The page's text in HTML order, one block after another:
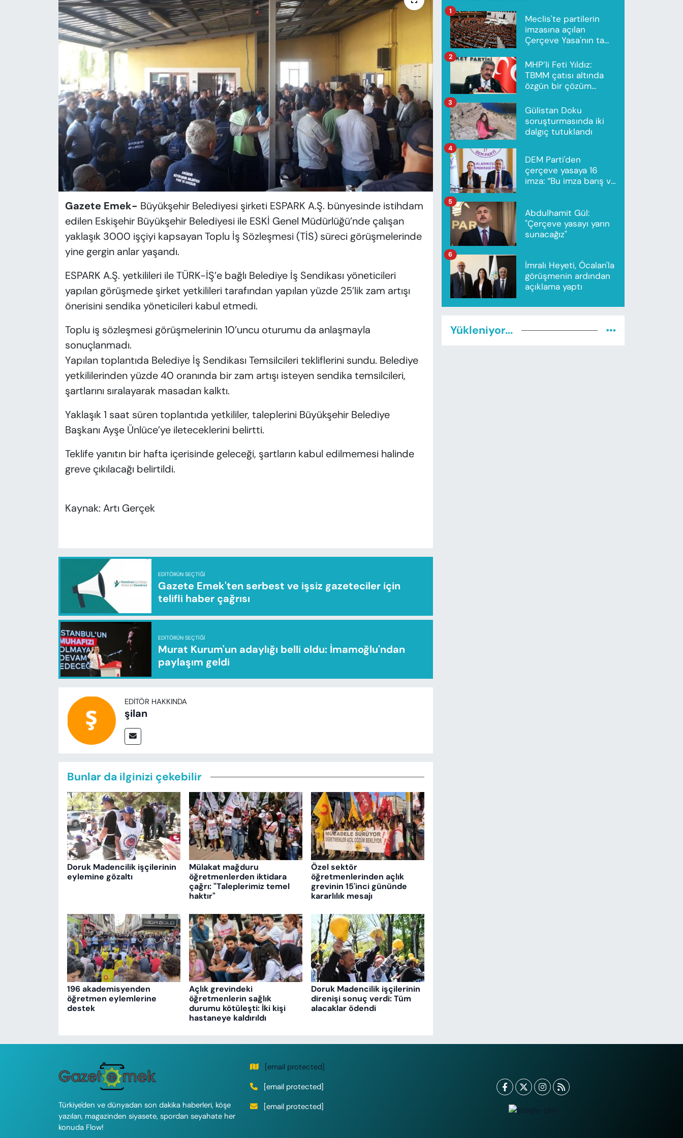
Gazete Emek- Büyükşehir Belediyesi şirketi ESPARK A.Ş. bünyesinde istihdam
edilen Eskişehir Büyükşehir Belediyesi ile ESKİ Genel Müdürlüğü’nde çalışan
yaklaşık 3000 işçiyi kapsayan Toplu İş Sözleşmesi (TİS) süreci görüşmelerinde
yine gergin anlar yaşandı.
ESPARK A.Ş. yetkilileri ile TÜRK-İŞ’e bağlı Belediye İş Sendikası yöneticileri
yapılan görüşmede şirket yetkilileri tarafından yapılan yüzde 25’lik zam artışı
önerisini sendika yöneticileri kabul etmedi.
Toplu iş sözleşmesi görüşmelerinin 10’uncu oturumu da anlaşmayla
sonuçlanmadı.
Yapılan toplantıda Belediye İş Sendikası Temsilcileri tekliflerini sundu. Belediye
yetkililerinden yüzde 40 oranında bir zam artışı isteyen sendika temsilcileri,
şartlarını sıralayarak masadan kalktı.
Yaklaşık 1 saat süren toplantıda yetkililer, taleplerini Büyükşehir Belediye
Başkanı Ayşe Ünlüce’ye ileteceklerini belirtti.
Teklife yanıtın bir hafta içerisinde geleceği, şartların kabul edilmemesi halinde
greve çıkılacağı belirtildi.
Kaynak: Artı Gerçek
EDITÖRÜN SEÇTIĞI
Gazete Emek'ten serbest ve işsiz gazeteciler için
telifli haber çağrısı
EDITÖRÜN SEÇTIĞI
Murat Kurum'un adaylığı belli oldu: İmamoğlu'ndan
paylaşım geldi
EDITÖR HAKKINDA
şilan
Bunlar da ilginizi çekebilir
Doruk Madencilik işçilerinin
eylemine gözaltı
Mülakat mağduru
öğretmenlerden iktidara
çağrı: "Taleplerimiz temel
haktır"
Özel sektör
öğretmenlerinden açlık
grevinin 15'inci gününde
kararlılık mesajı
196 akademisyenden
öğretmen eylemlerine
destek
Açlık grevindeki
öğretmenlerin sağlık
durumu kötüleşti: İki kişi
hastaneye kaldırıldı
Doruk Madencilik işçilerinin
direnişi sonuç verdi: Tüm
alacaklar ödendi
Meclis'te partilerin
imzasına açılan
Çerçeve Yasa'nın tam
1
MHP’li Feti Yıldız:
TBMM çatısı altında
özgün bir çözüm
2
Gülistan Doku
soruşturmasında iki
dalgıç tutuklandı
3
DEM Parti'den
çerçeve yasaya 16
imza: “Bu imza barış ve
4
Abdulhamit Gül:
"Çerçeve yasayı yarın
sunacağız"
5
İmralı Heyeti, Öcalan'la
görüşmenin ardından
açıklama yaptı
6
Yükleniyor...
Türkiye'den ve dünyadan son dakika haberleri, köşe
yazıları, magazinden siyasete, spordan seyahate her
konuda Flow!
[email protected]
[email protected]
[email protected]
SAĞLIK
KÜLTÜR-SANAT
MAGAZİN
ÖZEL HABER
YAZAR KÖŞESİ
SİYASET
VAN VE DİYARBAKIR HABERLERİ